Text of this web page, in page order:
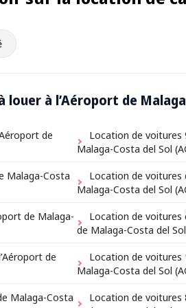
à l’Aéroport de
de
Location de voitures
Malaga-Costa del Sol
Malaga-Costa
Location de voitures
Malaga-Costa del Sol
de Malaga-
Location de voitures
de Malaga-Costa del
de
Location de voitures
Malaga-Costa del Sol
Malaga-Costa
Location de voitures